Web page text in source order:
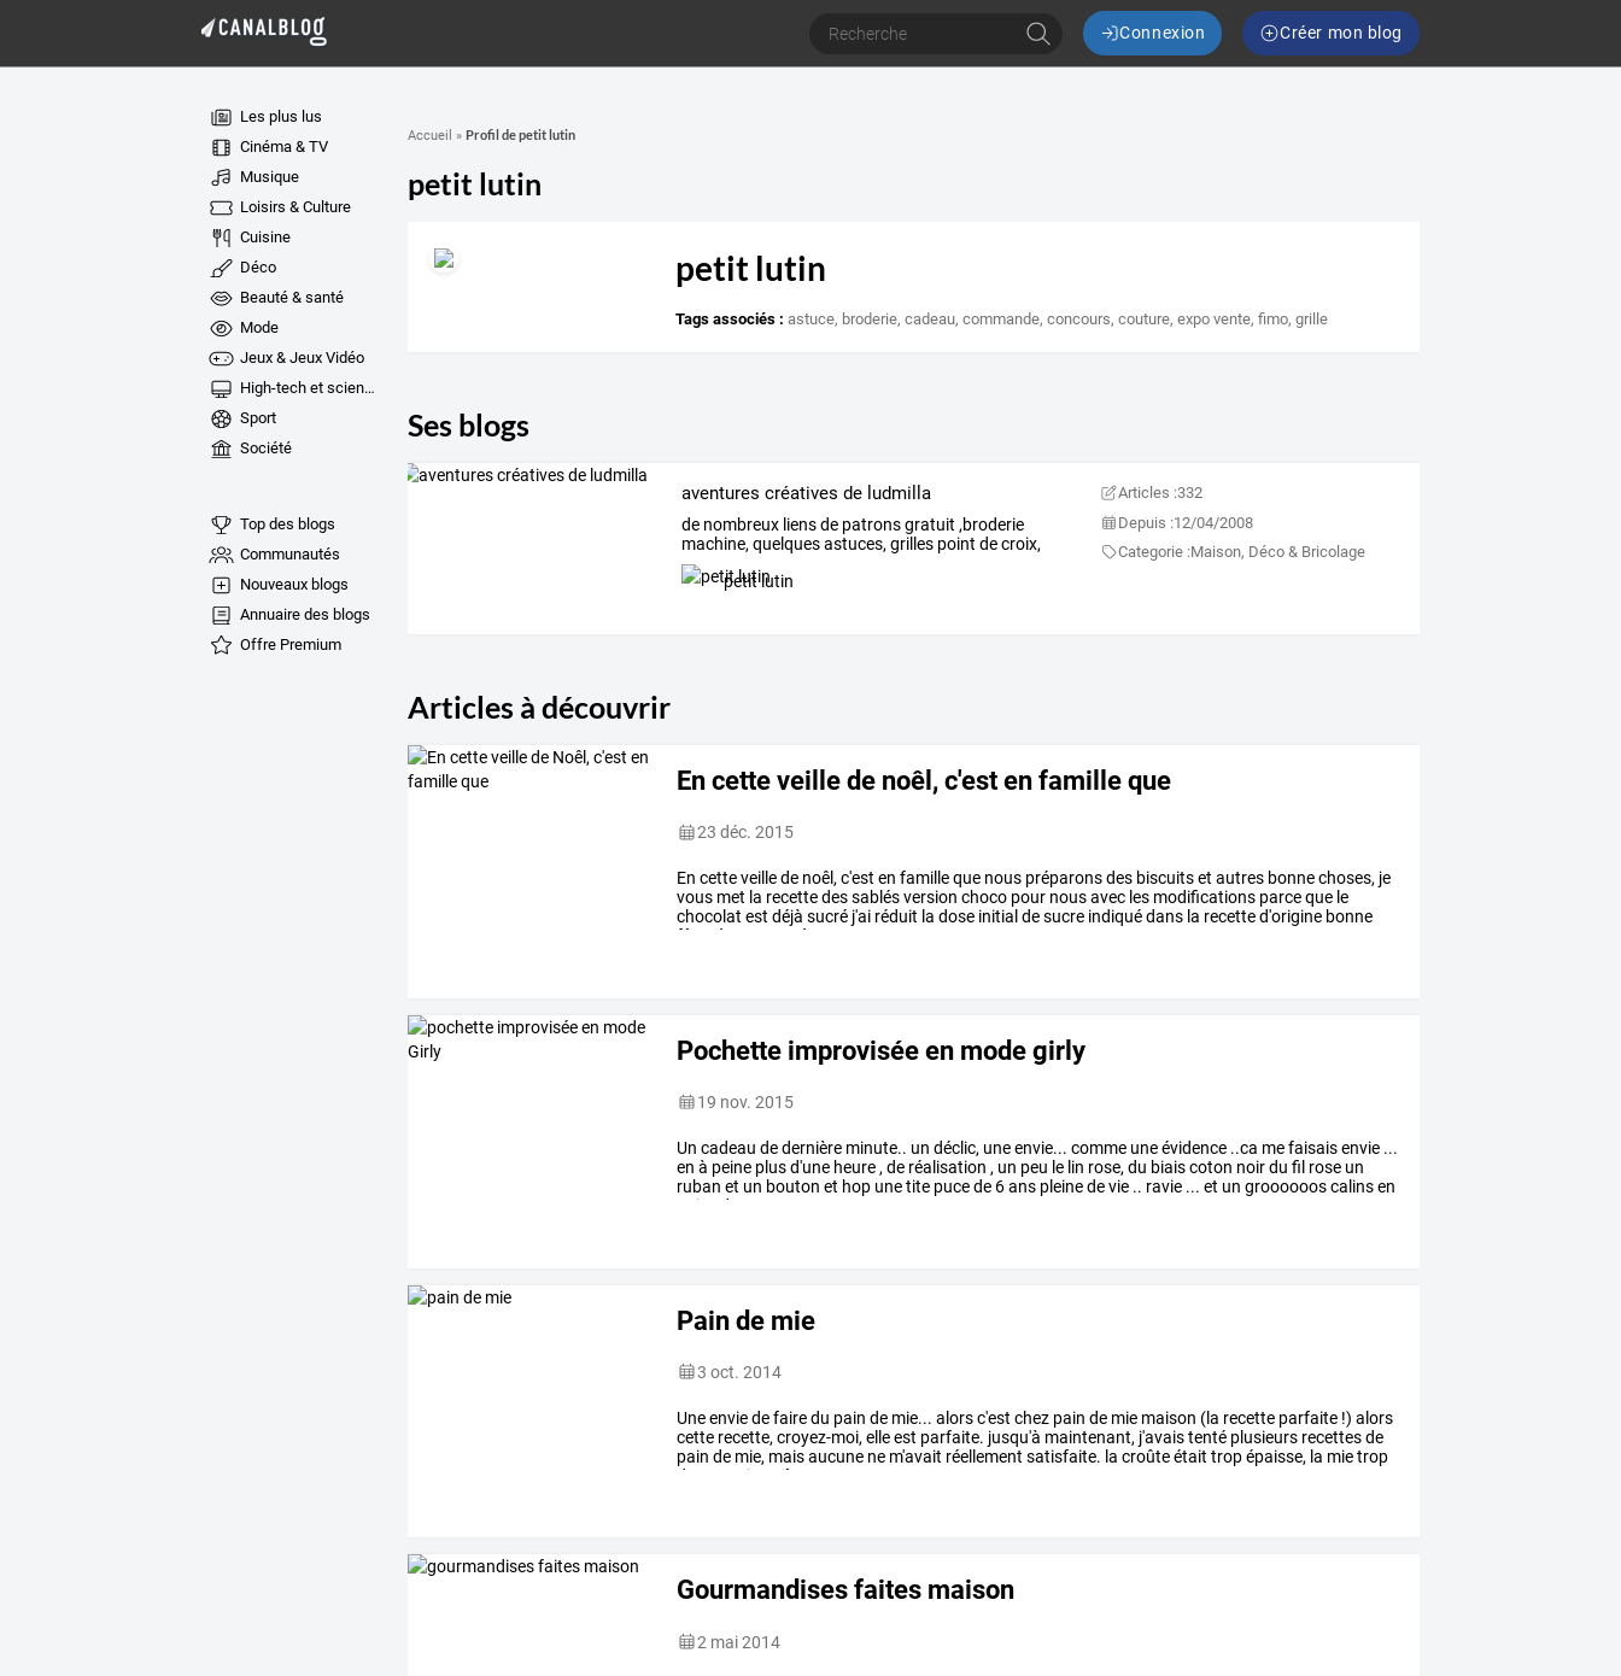
Connexion Créer mon blog
Les plus lus
Cinéma & TV
Musique
Loisirs & Culture
Cuisine
Déco
Beauté & santé
Mode
Jeux & Jeux Vidéo
High-tech et sciences
Sport
Société
Top des blogs
Communautés
Nouveaux blogs
Annuaire des blogs
Offre Premium
Accueil » Profil de petit lutin
petit lutin
petit lutin
Tags associés : astuce, broderie,cadeau,commande,concours,couture,expo vente,fimo,grille
Ses blogs
aventures créatives de ludmilla
denombreuxliensdepatronsgratuit ,broderie
machine,quelquesastuces,grillespoint decroix,
et…
petit lutin
Articles :332
Depuis :12/04/2008
Categorie :Maison, Déco & Bricolage
Articles à découvrir
En cette veille de noêl, c'est en famille que
23 déc. 2015
En cetteveillede noêl, c'est en familleque nous préparonsdes biscuitset autres bonnechoses, je
vous met la recettedessablésversion choco pour nousavec les modifications parceque le
chocolat est déjà sucré j'ai réduit la dose initial desucre indiquédans la recetted'origine bonne
fêtes
à à
Pochette improvisée en mode girly
19 nov. 2015
Un cadeau dedernière minute.. un déclic, uneenvie... comme uneévidence ..ca mefaisaisenvie ...
en à peine plusd'une heure , de réalisation , un peu le lin rose, du biaiscoton noirdu fil rose un
ruban et un bouton et hop unetite pucede 6ans pleinedevie .. ravie ... et un grooooooscalinsen
guise
de
Pain de mie
3 oct. 2014
Uneenviedefairedu pain de mie... alorsc'est chez pain de mie maison (la recette parfaite !) alors
cette recette, croyez-moi, elleest parfaite. jusqu'à maintenant, j'avaistenté plusieurs recettesde
pain de mie, maisaucune ne m'avait réellement satisfaite. la croûteétait tropépaisse, la mietrop
dense,
voire même
Gourmandises faites maison
2 mai 2014